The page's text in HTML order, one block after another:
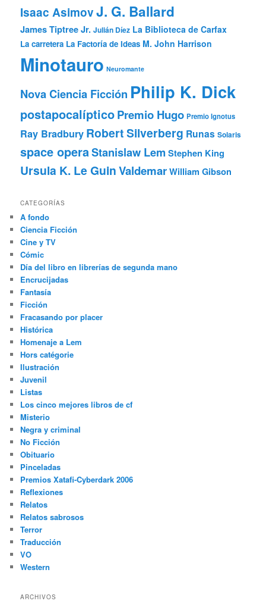
Isaac AsimovJ. G. Ballard
James Tiptree Jr. Julián Díez La Biblioteca de Carfax
La carretera La Factoría de Ideas M. John Harrison
Minotauro Neuromante
Nova Ciencia Ficción Philip K. Dick
postapocalípticoPremio Hugo Premio Ignotus
Ray Bradbury Robert Silverberg Runas Solaris
space operaStanislaw Lem Stephen King
Ursula K. Le GuinValdemarWilliam Gibson
CATEGORÍAS
A fondo
Ciencia Ficción
Cine y TV
Cómic
Día del libro en librerías de segunda mano
Encrucijadas
Fantasía
Ficción
Fracasando por placer
Histórica
Homenaje a Lem
Hors catégorie
Ilustración
Juvenil
Listas
Los cinco mejores libros de cf
Misterio
Negra y criminal
No Ficción
Obituario
Pinceladas
Premios Xatafi-Cyberdark 2006
Reflexiones
Relatos
Relatos sabrosos
Terror
Traducción
VO
Western
ARCHIVOS